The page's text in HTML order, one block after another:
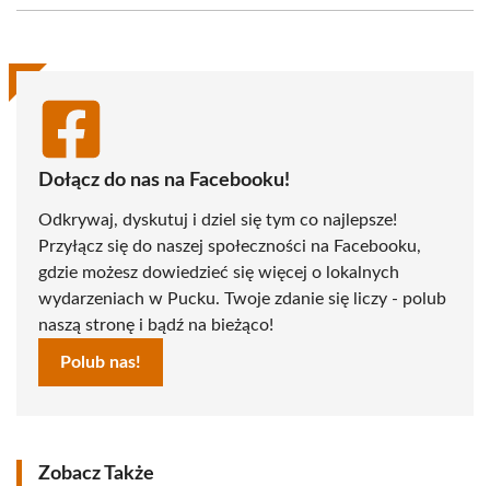
(Twitter)
Dołącz do nas na Facebooku!
Odkrywaj, dyskutuj i dziel się tym co najlepsze!
Przyłącz się do naszej społeczności na Facebooku,
gdzie możesz dowiedzieć się więcej o lokalnych
wydarzeniach w Pucku. Twoje zdanie się liczy - polub
naszą stronę i bądź na bieżąco!
Polub nas!
Zobacz Także